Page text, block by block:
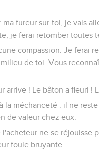
fureur sur toi, je vais
je ferai retomber toutes
compassion. Je ferai
de toi. Vous
! Le bâton a fleuri !
la méchanceté : il ne
de valeur chez eux.
ne se réjouisse
foule bruyante.